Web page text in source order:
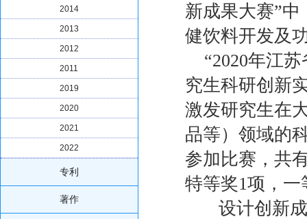
2014
2013
2012
2011
2019
2020
2021
2022
专利
著作
新成果大赛”
健饮料开发及
“2020年江苏
究生科研创新
激发研究生在
品等）领域的
参加比赛，共
特等奖1项，一
设计创新成